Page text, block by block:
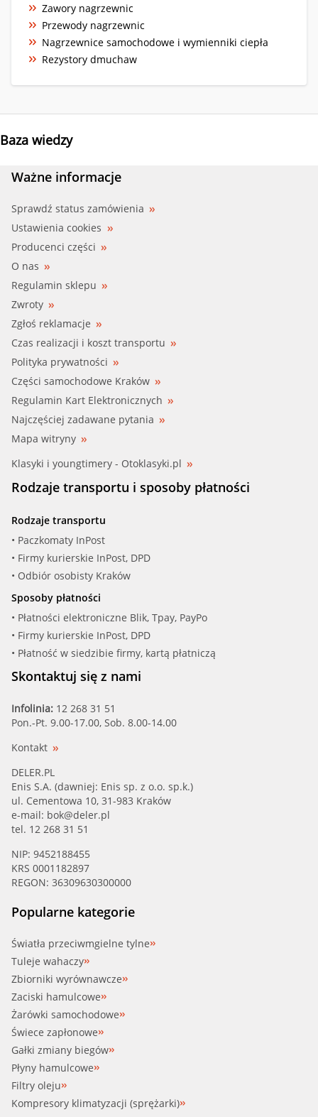
Zawory nagrzewnic
Przewody nagrzewnic
Nagrzewnice samochodowe i wymienniki ciepła
Rezystory dmuchaw
Baza wiedzy
Ważne informacje
Sprawdź status zamówienia
Ustawienia cookies
Producenci części
O nas
Regulamin sklepu
Zwroty
Zgłoś reklamacje
Czas realizacji i koszt transportu
Polityka prywatności
Części samochodowe Kraków
Regulamin Kart Elektronicznych
Najczęściej zadawane pytania
Mapa witryny
Klasyki i youngtimery - Otoklasyki.pl
Rodzaje transportu i sposoby płatności
Rodzaje transportu
• Paczkomaty InPost
• Firmy kurierskie InPost, DPD
• Odbiór osobisty Kraków
Sposoby płatności
• Płatności elektroniczne Blik, Tpay, PayPo
• Firmy kurierskie InPost, DPD
• Płatność w siedzibie firmy, kartą płatniczą
Skontaktuj się z nami
Infolinia: 12 268 31 51
Pon.-Pt. 9.00-17.00, Sob. 8.00-14.00
Kontakt
DELER.PL
Enis S.A. (dawniej: Enis sp. z o.o. sp.k.)
ul. Cementowa 10, 31-983 Kraków
e-mail: bok@deler.pl
tel. 12 268 31 51
NIP: 9452188455
KRS 0001182897
REGON: 36309630300000
Popularne kategorie
Światła przeciwmgielne tylne
Tuleje wahaczy
Zbiorniki wyrównawcze
Zaciski hamulcowe
Żarówki samochodowe
Świece zapłonowe
Gałki zmiany biegów
Płyny hamulcowe
Filtry oleju
Kompresory klimatyzacji (sprężarki)